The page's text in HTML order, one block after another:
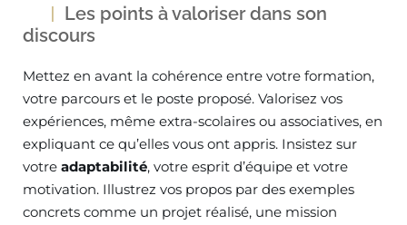
Les points à valoriser dans son
discours
Mettez en avant la cohérence entre votre formation,
votre parcours et le poste proposé. Valorisez vos
expériences, même extra-scolaires ou associatives, en
expliquant ce qu’elles vous ont appris. Insistez sur
votre adaptabilité, votre esprit d’équipe et votre
motivation. Illustrez vos propos par des exemples
concrets comme un projet réalisé, une mission